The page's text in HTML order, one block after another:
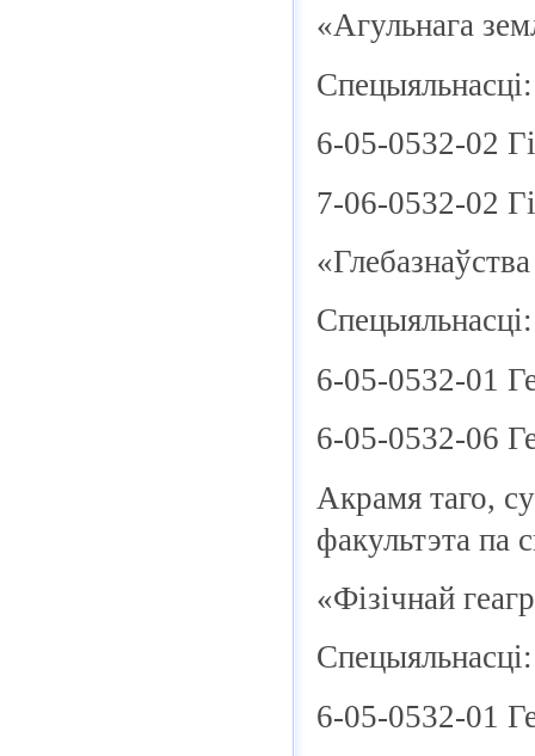
«Агульнага
Спецыяльнасці:
6-05-0532-02
7-06-0532-02
Спецыяльнасці:
6-05-0532-01
6-05-0532-06
Акрамя таго,
факультэта па
«Фізічнай
Спецыяльнасці:
6-05-0532-01